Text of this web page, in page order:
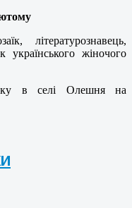
літературознавець,
українського жіночого
в селі Олешня на